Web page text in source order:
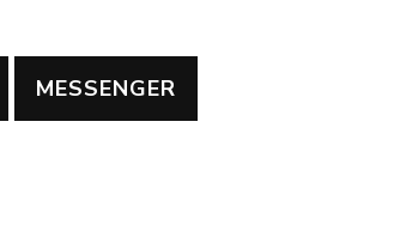
MESSENGER